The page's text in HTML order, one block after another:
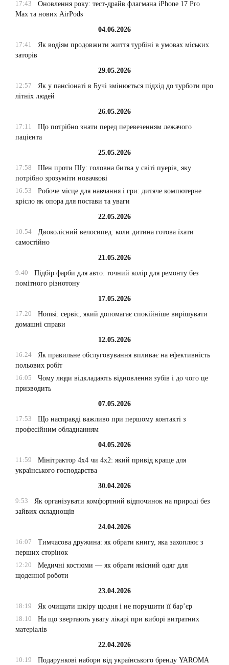
17:43
Оновлення року: тест-драйв флагмана iPhone 17 Pro
Max та нових AirPods
04.06.2026
17:41
Як водіям продовжити життя турбіні в умовах міських
заторів
29.05.2026
12:57
Як у пансіонаті в Бучі змінюється підхід до турботи про
літніх людей
26.05.2026
17:11
Що потрібно знати перед перевезенням лежачого
пацієнта
25.05.2026
17:58
Шен проти Шу: головна битва у світі пуерів, яку
потрібно зрозуміти новачкові
16:53
Робоче місце для навчання і гри: дитяче компютерне
крісло як опора для постави та уваги
22.05.2026
10:54
Двоколісний велосипед: коли дитина готова їхати
самостійно
21.05.2026
9:40
Підбір фарби для авто: точний колір для ремонту без
помітного різнотону
17.05.2026
17:20
Homsi: сервіс, який допомагає спокійніше вирішувати
домашні справи
12.05.2026
16:24
Як правильне обслуговування впливає на ефективність
польових робіт
16:05
Чому люди відкладають відновлення зубів і до чого це
призводить
07.05.2026
17:53
Що насправді важливо при першому контакті з
професійним обладнанням
04.05.2026
11:59
Мінітрактор 4х4 чи 4х2: який привід краще для
українського господарства
30.04.2026
9:53
Як організувати комфортний відпочинок на природі без
зайвих складнощів
24.04.2026
16:07
Тимчасова дружина: як обрати книгу, яка захоплює з
перших сторінок
12:20
Медичні костюми — як обрати якісний одяг для
щоденної роботи
23.04.2026
18:19
Як очищати шкіру щодня і не порушити її бар’єр
18:10
На що звертають увагу лікарі при виборі витратних
матеріалів
22.04.2026
10:19
Подарункові набори від українського бренду YAROMA